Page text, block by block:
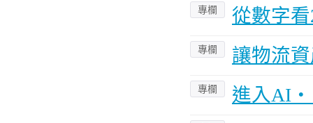
專欄 從數字
專欄 讓物流
專欄 進入AI‧